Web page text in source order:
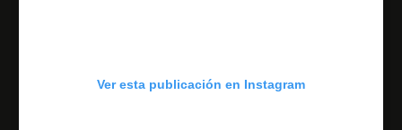
Ver esta publicación en Instagram